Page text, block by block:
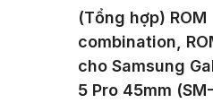
(Tổng hợp) ROM
combination,
cho Samsung
5 Pro 45mm